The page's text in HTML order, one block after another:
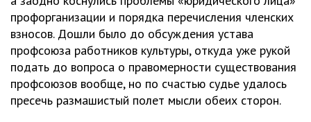
профорганизации и порядка перечисления членских
взносов. Дошли было до обсуждения устава
профсоюза работников культуры, откуда уже рукой
подать до вопроса о правомерности существования
профсоюзов вообще, но по счастью судье удалось
пресечь размашистый полет мысли обеих сторон.